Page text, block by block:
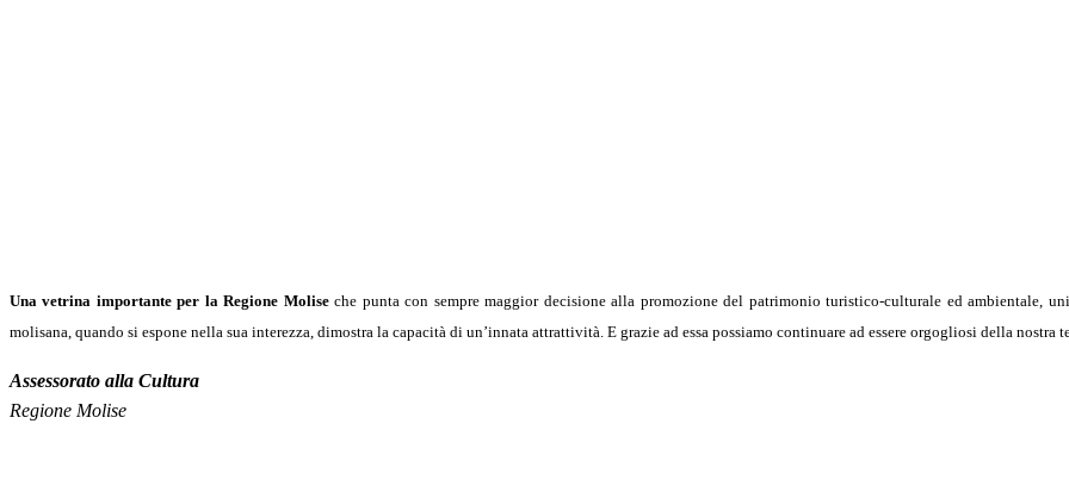
Una vetrina importante per la Regione Moliseche punta con sempre maggior decisione alla promozione del patrimonio turistico-culturale ed ambientale,
molisana, quando si espone nella sua interezza, dimostra la capacità di un’innata attrattività. E grazie ad essa possiamo continuare ad essere orgogliosi della nostra
Assessorato alla Cultura
Regione Molise